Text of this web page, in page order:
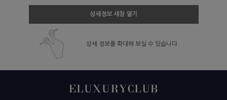
상세정보 새창 열기
상세 정보를 확대해 보실 수 있습니다.